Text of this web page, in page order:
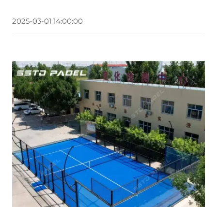
2025-03-01 14:00:00